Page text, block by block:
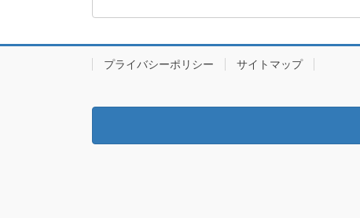
プライバシーポリシー サイトマップ